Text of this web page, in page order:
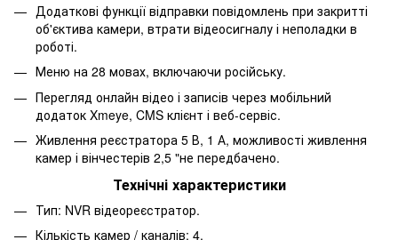
Додаткові функції відправки повідомлень при закритті
об'єктива камери, втрати відеосигналу і неполадки в
роботі.
Меню на 28 мовах, включаючи російську.
Перегляд онлайн відео і записів через мобільний
додаток Xmeye, CMS клієнт і веб-сервіс.
Живлення реєстратора 5 В, 1 А, можливості живлення
камер і вінчестерів 2,5 "не передбачено.
Технічні характеристики
Тип: NVR відеореєстратор.
Кількість камер / каналів: 4.